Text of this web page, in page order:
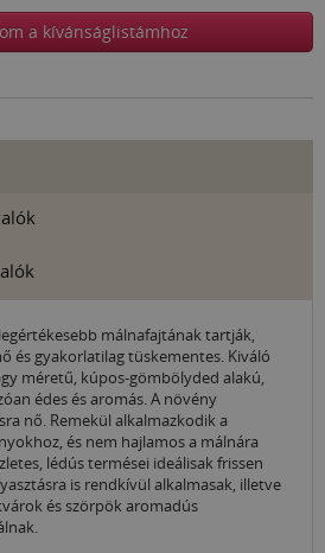
a kívánságlistámhoz
málnafajtának tartják,
és gyakorlatilag tüskementes. Kiváló
méretű, kúpos-gömbölyded alakú,
édes és aromás. A növény
nő. Remekül alkalmazkodik a
és nem hajlamos a málnára
lédús termései ideálisak frissen
is rendkívül alkalmasak, illetve
és szörpök aromadús